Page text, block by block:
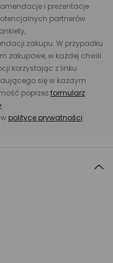
i prezentacje
partnerów
zakupu. W przypadku
zakupowe, w każdej chwili
korzystając z linku
się w każdym
poprzezformularz
.
polityce prywatności.